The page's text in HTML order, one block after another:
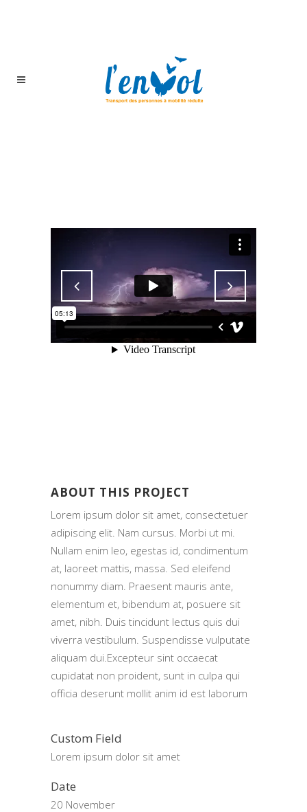
ABOUT THIS PROJECT
Lorem ipsum dolor sit amet, consectetuer
adipiscing elit. Nam cursus. Morbi ut mi.
Nullam enim leo, egestas id, condimentum
at, laoreet mattis, massa. Sed eleifend
nonummy diam. Praesent mauris ante,
elementum et, bibendum at, posuere sit
amet, nibh. Duis tincidunt lectus quis dui
viverra vestibulum. Suspendisse vulputate
aliquam dui.Excepteur sint occaecat
cupidatat non proident, sunt in culpa qui
officia deserunt mollit anim id est laborum
Custom Field
Lorem ipsum dolor sit amet
Date
20 November